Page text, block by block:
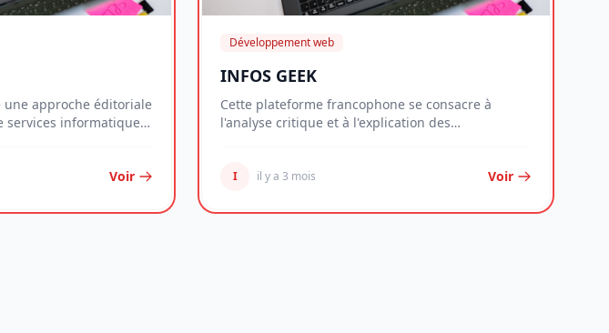
approche éditoriale
services informatiques
Voir
Développement web
INFOS GEEK
Cette plateforme francophone se consacre à
l'analyse critique et à l'explication des
I il y a 3 mois Voir